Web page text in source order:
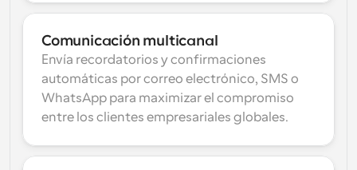
Comunicación multicanal
Envía recordatorios y confirmaciones
automáticas por correo electrónico, SMS o
WhatsApp para maximizar el compromiso
entre los clientes empresariales globales.